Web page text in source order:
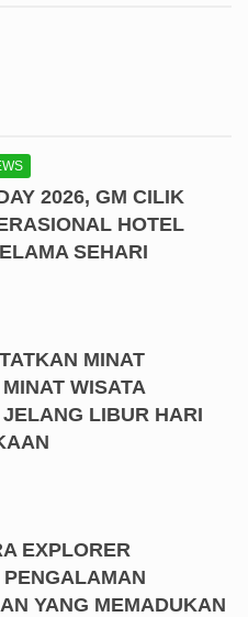
2026, GM CILIK
HOTEL
SEHARI
MINAT
WISATA
LIBUR HARI
EXPLORER
YANG MEMADUKAN